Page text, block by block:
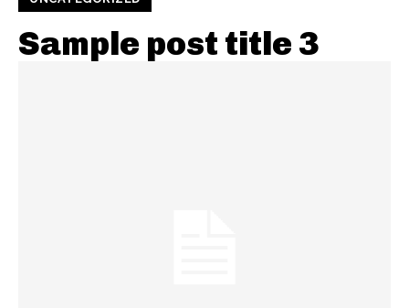
Sample post title 3